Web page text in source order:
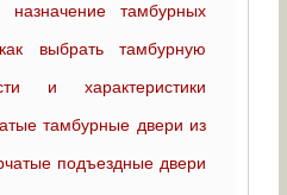
назначение тамбурных
выбрать тамбурную
и характеристики
тамбурные двери из
подъездные двери